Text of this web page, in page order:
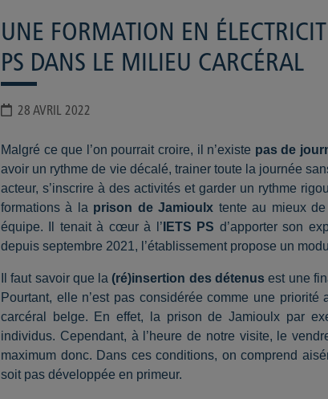
UNE FORMATION EN
PS DANS LE MILIEU CARCÉRAL
28 AVRIL 2022
Malgré ce que l’on pourrait croire, il n’existe pas de
avoir un rythme de vie décalé, trainer toute la journée
acteur, s’inscrire à des activités et garder un rythme
formations à la prison de Jamioulx tente au mieux
équipe. Il tenait à cœur à l’ IETS PS d’apporter son
depuis septembre 2021, l’établissement propose un
Il faut savoir que la (ré)insertion des détenus est une
Pourtant, elle n’est pas considérée comme une
carcéral belge. En effet, la prison de Jamioulx par
individus. Cependant, à l’heure de notre visite, le
maximum donc. Dans ces conditions, on comprend
soit pas développée en primeur.